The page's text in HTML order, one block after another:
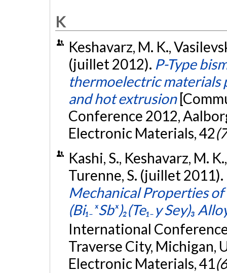
K
Keshavarz, M. K.,
(juillet 2012). P-Type
thermoelectric materials
and hot extrusion
Conference 2012,
Electronic Materials, 42
Kashi, S., Keshavarz, M.
Turenne, S. (juillet 2011).
Mechanical Properties
(Bi₁₋ₓSbₓ)₂(Te₁₋y Sey)₃
International
Traverse City, Michigan,
Electronic Materials, 41